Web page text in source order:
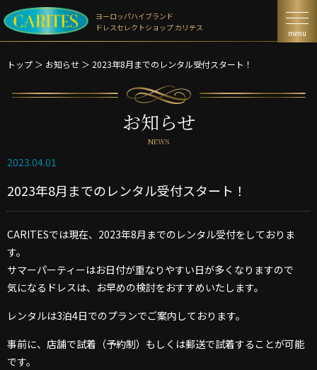
ヨーロッパハイブランド
ドレスセレクトショップ カリテス
menu
トップ ＞ お知らせ ＞ 2023年8月までのレンタル受付スタート！
お知らせ
NEWS
2023.04.01
2023年8月までのレンタル受付スタート！
CARITESでは現在、2023年8月までのレンタル受付をしておりま
す。
サマーパーティーはお日付が重なりやすい日が多くなりますので
気になるドレスは、お早めの検討をおすすめいたします。
レンタルは3泊4日でのプランでご案内しております。
事前に、店舗で試着（予約制）もしくは郵送で試着することが可能
です。